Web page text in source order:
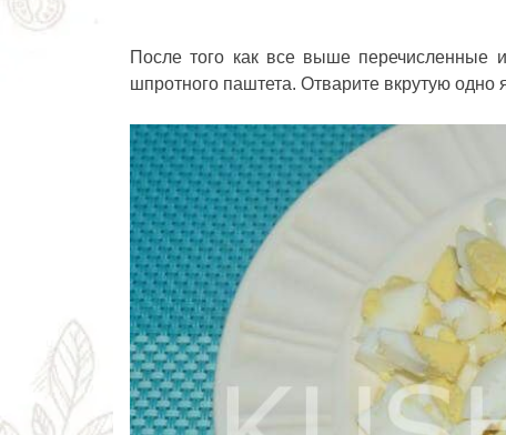
После того как все выше перечисленные
шпротного паштета. Отварите вкрутую